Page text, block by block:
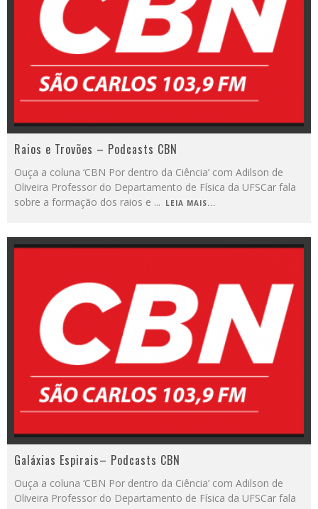
Raios e Trovões – Podcasts CBN
Ouça a coluna ‘CBN Por dentro da Ciência’ com Adilson de
Oliveira Professor do Departamento de Física da UFSCar fala
sobre a formação dos raios e ... LEIA MAIS...
Galáxias Espirais– Podcasts CBN
Ouça a coluna ‘CBN Por dentro da Ciência’ com Adilson de
Oliveira Professor do Departamento de Física da UFSCar fala